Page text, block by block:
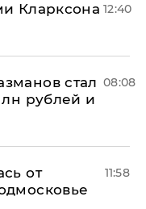
Кларксона 12:40
стал
рублей и
08:08
от
11:58